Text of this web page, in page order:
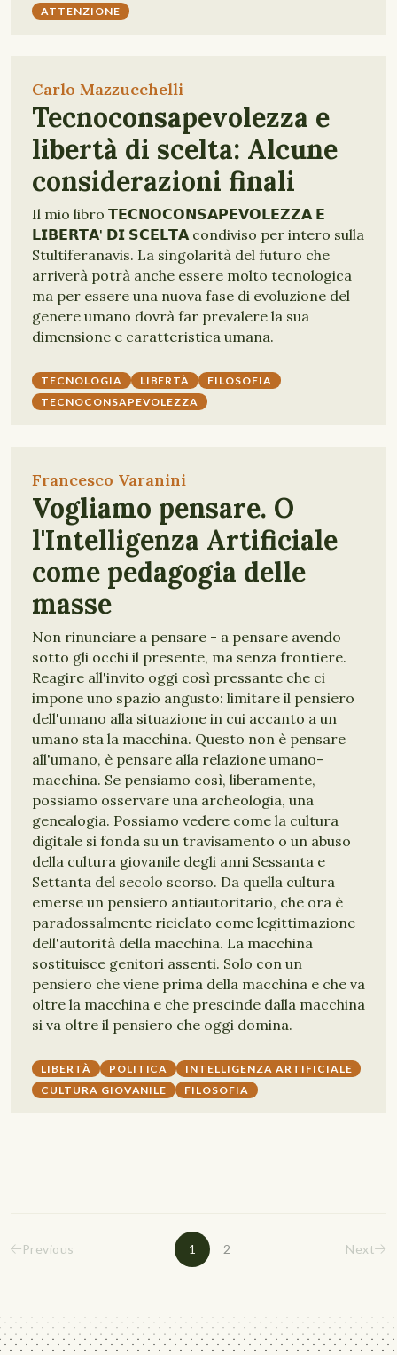
ATTENZIONE
Carlo Mazzucchelli
Tecnoconsapevolezza e
libertà di scelta: Alcune
considerazioni finali
Il mio libro 𝗧𝗘𝗖𝗡𝗢𝗖𝗢𝗡𝗦𝗔𝗣𝗘𝗩𝗢𝗟𝗘𝗭𝗭𝗔 𝗘
𝗟𝗜𝗕𝗘𝗥𝗧𝗔' 𝗗𝗜 𝗦𝗖𝗘𝗟𝗧𝗔 condiviso per intero sulla
Stultiferanavis. La singolarità del futuro che
arriverà potrà anche essere molto tecnologica
ma per essere una nuova fase di evoluzione del
genere umano dovrà far prevalere la sua
dimensione e caratteristica umana.
TECNOLOGIA LIBERTÀ
FILOSOFIA
TECNOCONSAPEVOLEZZA
Francesco Varanini
Vogliamo pensare. O
l'Intelligenza Artificiale
come pedagogia delle
masse
Non rinunciare a pensare - a pensare avendo
sotto gli occhi il presente, ma senza frontiere.
Reagire all'invito oggi così pressante che ci
impone uno spazio angusto: limitare il pensiero
dell'umano alla situazione in cui accanto a un
umano sta la macchina. Questo non è pensare
all'umano, è pensare alla relazione umano-
macchina. Se pensiamo così, liberamente,
possiamo osservare una archeologia, una
genealogia. Possiamo vedere come la cultura
digitale si fonda su un travisamento o un abuso
della cultura giovanile degli anni Sessanta e
Settanta del secolo scorso. Da quella cultura
emerse un pensiero antiautoritario, che ora è
paradossalmente riciclato come legittimazione
dell'autorità della macchina. La macchina
sostituisce genitori assenti. Solo con un
pensiero che viene prima della macchina e che va
oltre la macchina e che prescinde dalla macchina
si va oltre il pensiero che oggi domina.
LIBERTÀ POLITICA
INTELLIGENZA ARTIFICIALE
CULTURA GIOVANILE
FILOSOFIA
Previous 1 2 Next